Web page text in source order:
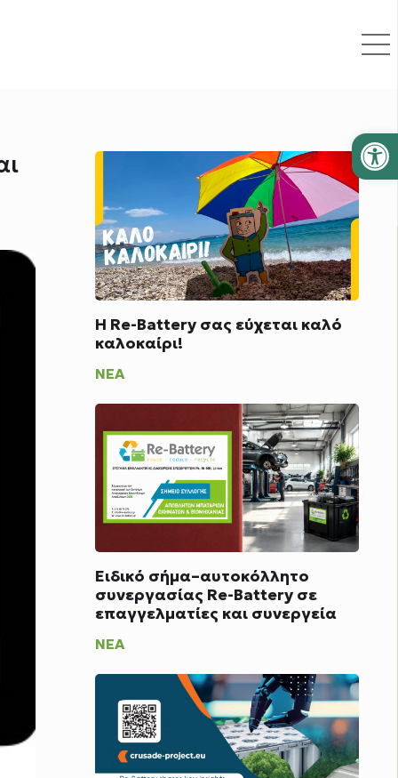
Η Re-Battery σας εύχεται καλό
καλοκαίρι!
ΝΈΑ
Ειδικό σήμα–αυτοκόλλητο
συνεργασίας Re-Battery σε
επαγγελματίες και συνεργεία
ΝΈΑ